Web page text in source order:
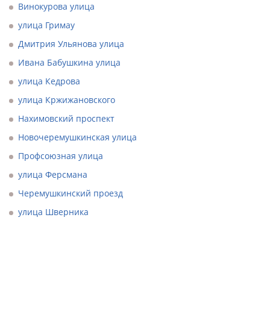
Винокурова улица
улица Гримау
Дмитрия Ульянова улица
Ивана Бабушкина улица
улица Кедрова
улица Кржижановского
Нахимовский проспект
Новочеремушкинская улица
Профсоюзная улица
улица Ферсмана
Черемушкинский проезд
улица Шверника